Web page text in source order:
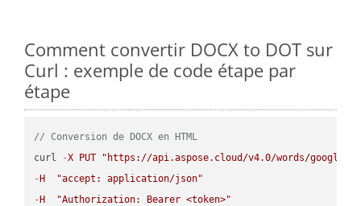
Comment convertir DOCX to DOT sur
Curl : exemple de code étape par
étape
// Conversion de DOCX en HTML
curl
-X PUT
"https://api.aspose.cloud/v4.0/words/
- H
"accept: application/json"
- H
"Authorization: Bearer <token>"